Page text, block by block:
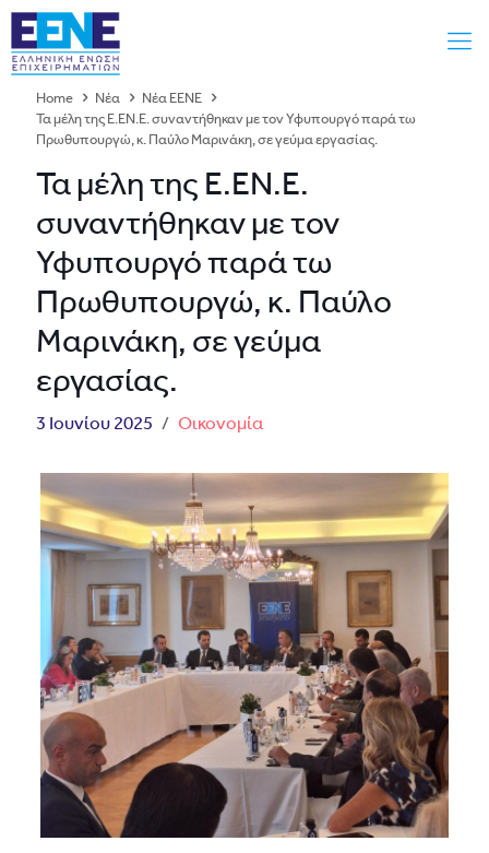
Home Νέα
Νέα ΕΕΝΕ
Τα μέλη της Ε.ΕΝ.Ε. συναντήθηκαν με τον Υφυπουργό παρά τω
Πρωθυπουργώ, κ. Παύλο Μαρινάκη, σε γεύμα εργασίας.
Τα μέλη της Ε.ΕΝ.Ε.
συναντήθηκαν με τον
Υφυπουργό παρά τω
Πρωθυπουργώ, κ. Παύλο
Μαρινάκη, σε γεύμα
εργασίας.
3 Ιουνίου 2025 / Οικονομία